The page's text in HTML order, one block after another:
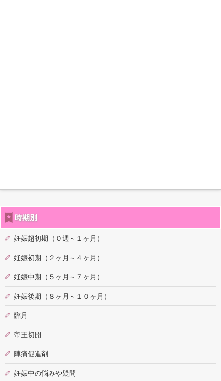
時期別
妊娠超初期（０週～１ヶ月）
妊娠初期（２ヶ月～４ヶ月）
妊娠中期（５ヶ月～７ヶ月）
妊娠後期（８ヶ月～１０ヶ月）
臨月
帝王切開
陣痛促進剤
妊娠中の悩みや疑問